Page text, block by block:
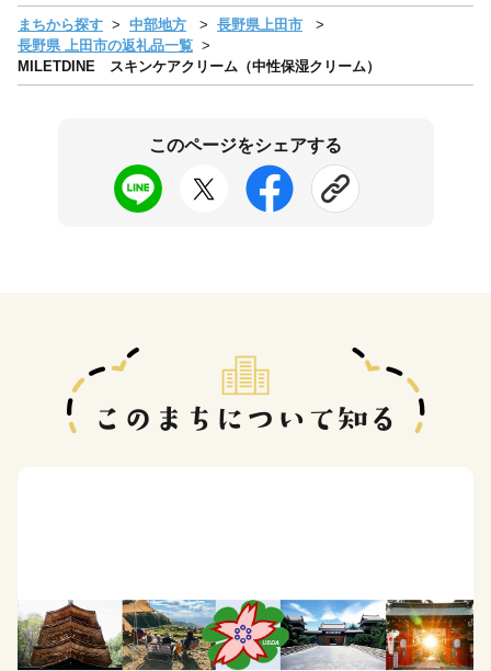
まちから探す 中部地方
長野県上田市
長野県 上田市の返礼品一覧
MILETDINE スキンケアクリーム（中性保湿クリーム）
このページをシェアする